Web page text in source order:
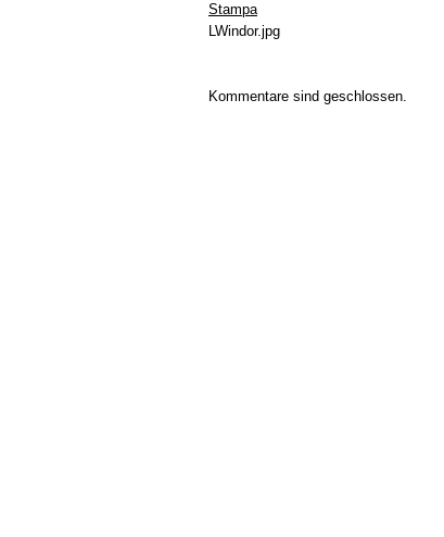
Stampa
LWindor.jpg
Kommentare sind geschlossen.